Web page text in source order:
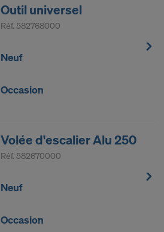
Outil universel
Réf. 582768000
Neuf
Occasion
Volée d'escalier Alu 250
Réf. 582670000
Neuf
Occasion